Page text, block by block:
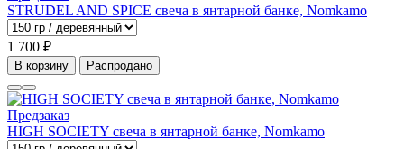
STRUDEL AND SPICE свеча в янтарной банке, Nomkamo
1 700 ₽
В корзину Распродано
Предзаказ
HIGH SOCIETY свеча в янтарной банке, Nomkamo